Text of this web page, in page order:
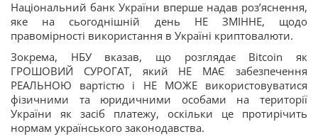
Національний банк України вперше надав роз’яснення,
яке на сьогоднішній день НЕ ЗМІННЕ, щодо
правомірності використання в Україні криптовалюти.
Зокрема, НБУ вказав, що розглядає Bitcoin як
ГРОШОВИЙ СУРОГАТ, який НЕ МАЄ забезпечення
РЕАЛЬНОЮ вартістю і НЕ МОЖЕ використовуватися
фізичними та юридичними особами на території
України як засіб платежу, оскільки це протирічить
нормам українського законодавства.